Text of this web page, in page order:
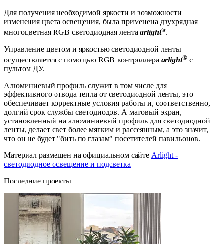
Для получения необходимой яркости и возможности
изменения цвета освещения, была применена двухрядная
многоцветная RGB светодиодная лента arlight®.
Управление цветом и яркостью светодиодной ленты
осуществляется с помощью RGB-контроллера arlight® с
пультом ДУ.
Алюминиевый профиль служит в том числе для
эффективного отвода тепла от светодиодной ленты, это
обеспечивает корректные условия работы и, соответственно,
долгий срок службы светодиодов. А матовый экран,
установленный на алюминиевый профиль для светодиодной
ленты, делает свет более мягким и рассеянным, а это значит,
что он не будет "бить по глазам" посетителей павильонов.
Материал размещен на официальном сайте Arlight -
светодиодное освещение и подсветка
Последние проекты